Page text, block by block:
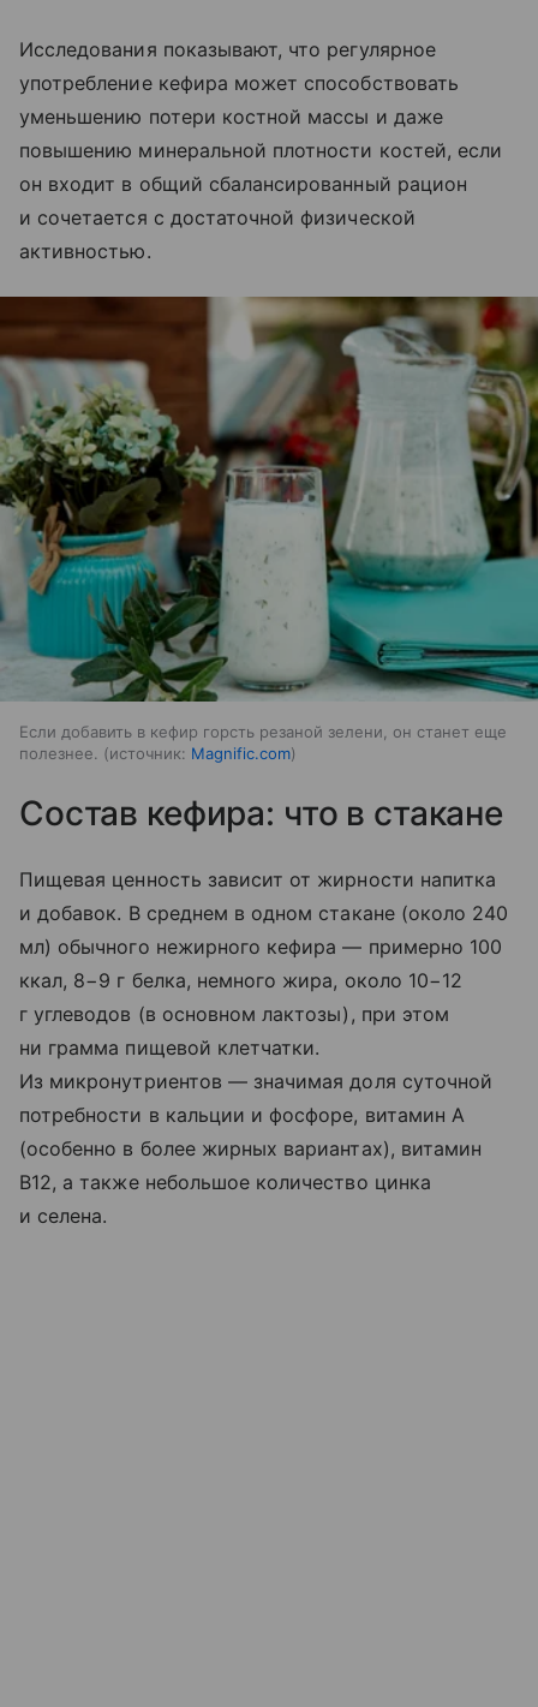
Исследования показывают, что регулярное
употребление кефира может способствовать
уменьшению потери костной массы и даже
повышению минеральной плотности костей, если
он входит в общий сбалансированный рацион
и сочетается с достаточной физической
активностью.
Если добавить в кефир горсть резаной зелени, он станет еще
полезнее.
источник: Magnific.com
Состав кефира: что в стакане
Пищевая ценность зависит от жирности напитка
и добавок. В среднем в одном стакане (около 240
мл) обычного нежирного кефира — примерно 100
ккал, 8−9 г белка, немного жира, около 10−12
г углеводов (в основном лактозы), при этом
ни грамма пищевой клетчатки.
Из микронутриентов — значимая доля суточной
потребности в кальции и фосфоре, витамин A
(особенно в более жирных вариантах), витамин
B12, а также небольшое количество цинка
и селена.